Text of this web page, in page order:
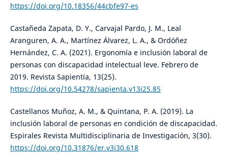
https://doi.org/10.18356/44cbfe97-es
Castañeda Zapata, D. Y., Carvajal Pardo, J. M., Leal
Aranguren, A. A., Martínez Álvarez, L. A., & Ordóñez
Hernández, C. A. (2021). Ergonomía e inclusión laboral de
personas con discapacidad intelectual leve. Febrero de
2019. Revista Sapientía, 13(25).
https://doi.org/10.54278/sapienta.v13i25.85
Castellanos Muñoz, A. M., & Quintana, P. A. (2019). La
inclusión laboral de personas en condición de discapacidad.
Espirales Revista Multidisciplinaria de Investigación, 3(30).
https://doi.org/10.31876/er.v3i30.618